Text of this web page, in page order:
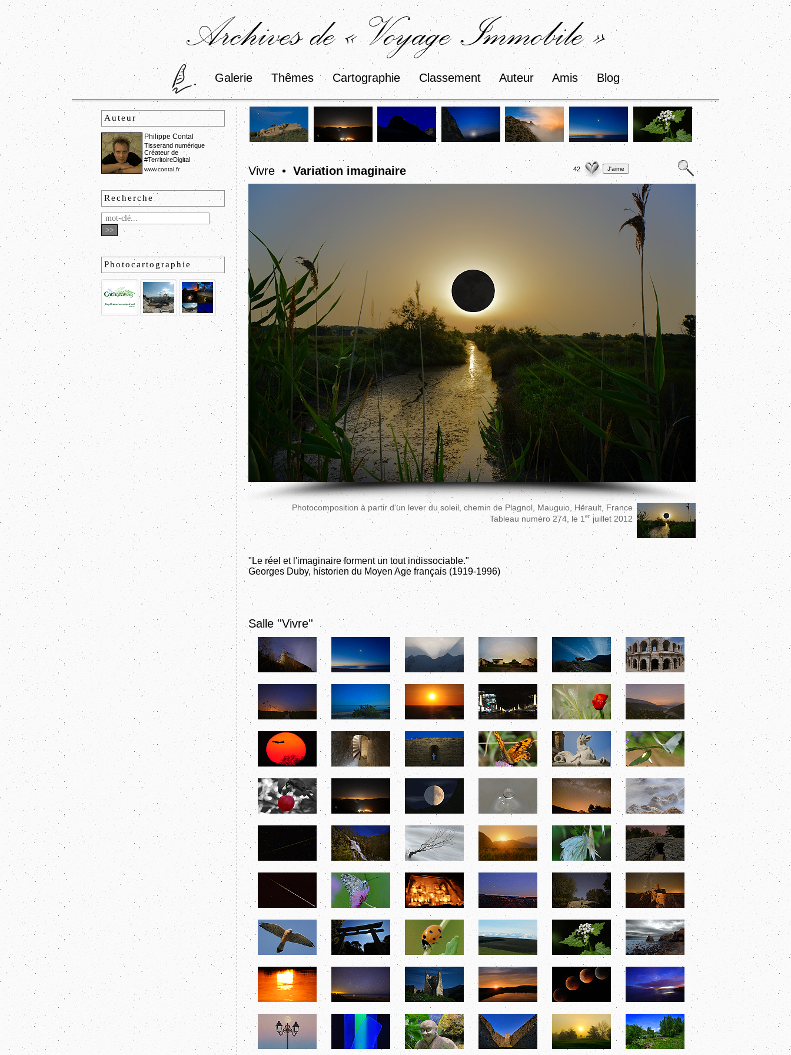
Archives de « Voyage Immobile »
Galerie Thêmes Cartographie Classement Auteur Amis Blog
Auteur
Philippe Contal
Tisserand numérique
Créateur de
#TerritoireDigital
www.contal.fr
Recherche
Photocartographie
Vivre • Variation imaginaire
Photocomposition à partir d'un lever du soleil, chemin de Plagnol, Mauguio, Hérault, France
Tableau numéro 274, le 1 er juillet 2012
"Le réel et l'imaginaire forment un tout indissociable."
Georges Duby, historien du Moyen Age français (1919-1996)
Salle ''Vivre''